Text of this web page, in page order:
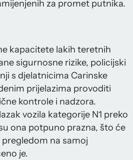
za promet putnika.
kapacitete lakih teretnih
sigurnosne rizike, policijski
s djelatnicima Carinske
prijelazima provoditi
kontrole i nadzora.
vozila kategorije N1 preko
ona potpuno prazna, što će
na samoj
je.